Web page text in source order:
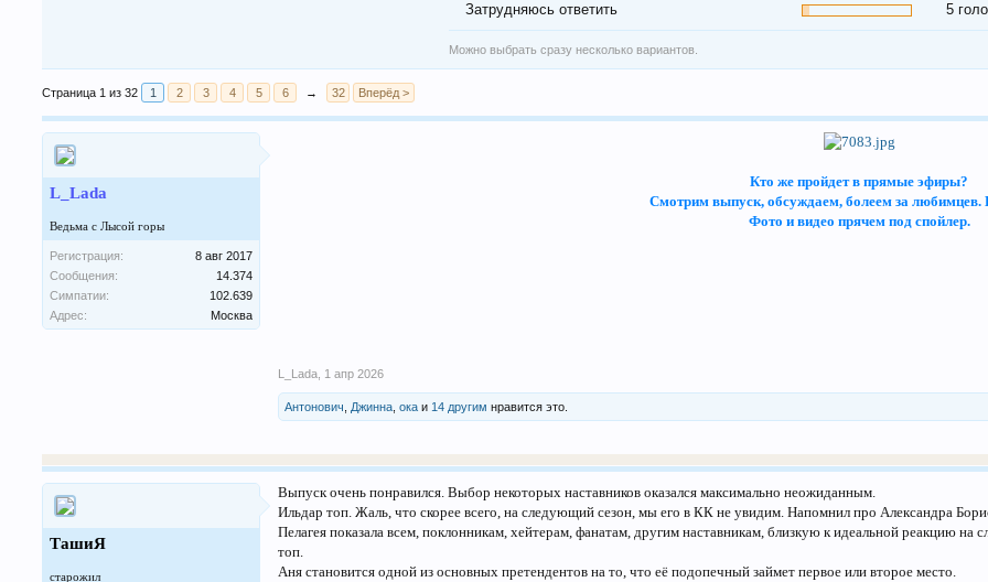
Затрудняюсь ответить
5
Можно выбрать сразу несколько вариантов.
Страница 1 из 32 1 2 3 4 5 6 → 32 Вперёд >
L_Lada
Ведьма с Лысой горы
Регистрация:
8 авг 2017
Сообщения:
14.374
Симпатии:
102.639
Адрес:
Москва
Кто же пройдет в прямые эфиры?
Смотрим выпуск, обсуждаем, болеем за любимцев.
Фото и видео прячем под спойлер.
L_Lada 1 апр 2026
Антонович Джинна ,ока и 14 другим нравится это.
ТашиЯ
старожил
Выпуск очень понравился. Выбор некоторых наставников оказался максимально неожиданным.
Ильдар топ. Жаль, что скорее всего, на следующий сезон, мы его в КК не увидим. Напомнил про Александра
Пелагея показала всем, поклонникам, хейтерам, фанатам, другим наставникам, близкую к идеальной реакцию
топ.
Аня становится одной из основных претендентов на то, что её подопечный займет первое или второе место.